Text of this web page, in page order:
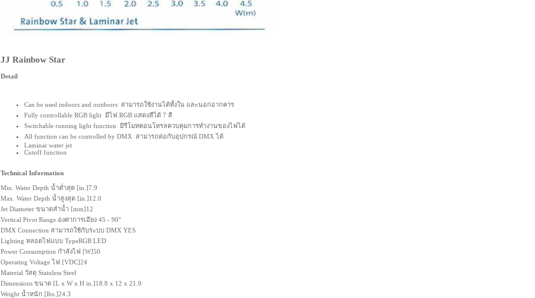
JJ Rainbow Star
Detail
Can be used indoors and outdoors สามารถใช้งานได้ทั้งใน และนอกอากคาร
Fully controllable RGB light มีไฟ RGB แสดงสีได้ 7 สี
Switchable running light function มีรีโมทคอนโทรลควบคุมการทำงานของไฟได้
All function can be controlled by DMX สามารถต่อกับอุปกรณ์ DMX ได้
Laminar water jet
Cutoff function
Technical Information
Min. Water Depth น้ำต่ำสุด [in.]7.9
Max. Water Depth น้ำสูงสุด [in.]12.0
Jet Diameter ขนาดลำน้ำ [mm]12
Vertical Pivot Range องศาการเอียง 45 - 90°
DMX Connection สามารถใช้กับระบบ DMX YES
Lighting หลอดไฟแบบ TypeRGB LED
Power Consumption กำลังไฟ [W]50
Operating Voltage ไฟ [VDC]24
Material วัสดุ Stainless Steel
Dimensions ขนาด [L x W x H in.]18.8 x 12 x 21.9
Weight น้ำหนัก [lbs.]24.3